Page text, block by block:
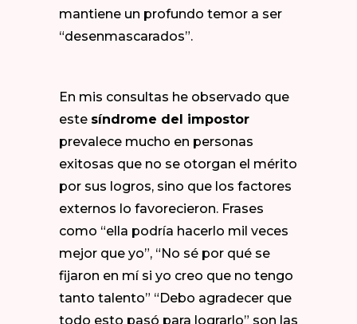
mantiene un profundo temor a ser
“desenmascarados”.
En mis consultas he observado que
este síndrome del impostor
prevalece mucho en personas
exitosas que no se otorgan el mérito
por sus logros, sino que los factores
externos lo favorecieron. Frases
como “ella podría hacerlo mil veces
mejor que yo”, “No sé por qué se
fijaron en mí si yo creo que no tengo
tanto talento” “Debo agradecer que
todo esto pasó para lograrlo” son las